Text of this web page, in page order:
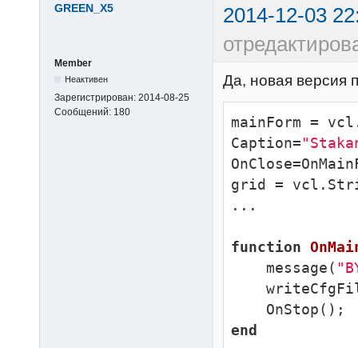
GREEN_X5
2014-12-03
Member
Неактивен
Зарегистрирован: 2014-08-25
Сообщений: 180
Да, новая версия
mainForm =
Caption=
grid =
...
function
    message(
end